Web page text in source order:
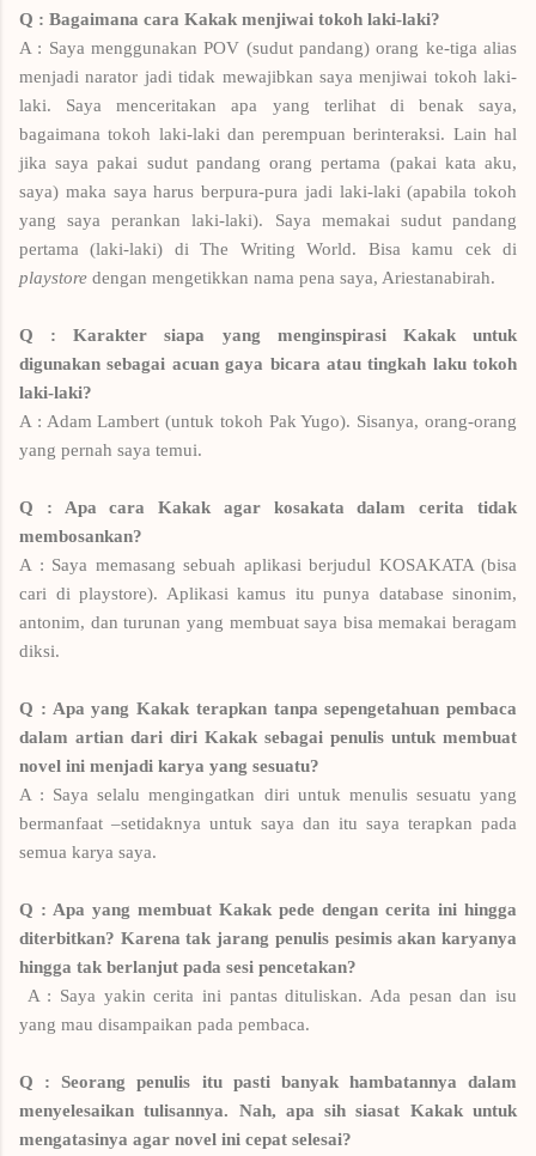
Q : Bagaimana cara Kakak menjiwai tokoh laki-laki?
A : Saya menggunakan POV (sudut pandang) orang ke-tiga alias
menjadi narator jadi tidak mewajibkan saya menjiwai tokoh laki-
laki. Saya menceritakan apa yang terlihat di benak saya,
bagaimana tokoh laki-laki dan perempuan berinteraksi. Lain hal
jika saya pakai sudut pandang orang pertama (pakai kata aku,
saya) maka saya harus berpura-pura jadi laki-laki (apabila tokoh
yang saya perankan laki-laki). Saya memakai sudut pandang
pertama (laki-laki) di The Writing World. Bisa kamu cek di
playstore dengan mengetikkan nama pena saya, Ariestanabirah.
Q : Karakter siapa yang menginspirasi Kakak untuk
digunakan sebagai acuan gaya bicara atau tingkah laku tokoh
laki-laki?
A : Adam Lambert (untuk tokoh Pak Yugo). Sisanya, orang-orang
yang pernah saya temui.
Q : Apa cara Kakak agar kosakata dalam cerita tidak
membosankan?
A : Saya memasang sebuah aplikasi berjudul KOSAKATA (bisa
cari di playstore). Aplikasi kamus itu punya database sinonim,
antonim, dan turunan yang membuat saya bisa memakai beragam
diksi.
Q : Apa yang Kakak terapkan tanpa sepengetahuan pembaca
dalam artian dari diri Kakak sebagai penulis untuk membuat
novel ini menjadi karya yang sesuatu?
A : Saya selalu mengingatkan diri untuk menulis sesuatu yang
bermanfaat –setidaknya untuk saya dan itu saya terapkan pada
semua karya saya.
Q : Apa yang membuat Kakak pede dengan cerita ini hingga
diterbitkan? Karena tak jarang penulis pesimis akan karyanya
hingga tak berlanjut pada sesi pencetakan?
A : Saya yakin cerita ini pantas dituliskan. Ada pesan dan isu
yang mau disampaikan pada pembaca.
Q : Seorang penulis itu pasti banyak hambatannya dalam
menyelesaikan tulisannya. Nah, apa sih siasat Kakak untuk
mengatasinya agar novel ini cepat selesai?